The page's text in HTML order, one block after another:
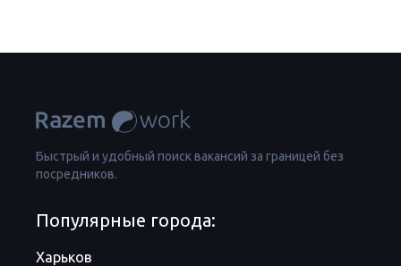
Быстрый и удобный поиск вакансий за границей без
посредников.
Популярные города:
Харьков